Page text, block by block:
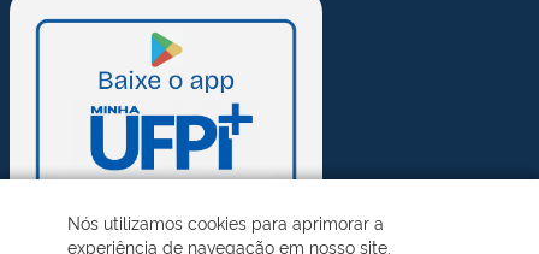
Nós utilizamos cookies para aprimorar a
experiência de navegação em nosso site.